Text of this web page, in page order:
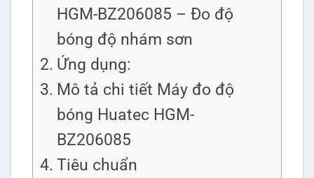
HGM-BZ206085 – Đo độ
bóng độ nhám sơn
Ứng dụng:
Mô tả chi tiết Máy đo độ
bóng Huatec HGM-
BZ206085
Tiêu chuẩn